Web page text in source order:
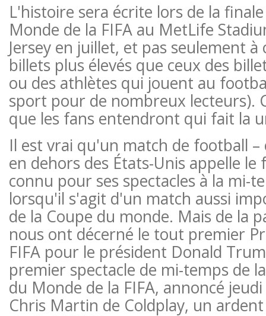
L'histoire sera écrite lors de la
Monde de la FIFA au MetLife
Jersey en juillet, et pas seulement à
billets plus élevés que ceux des
ou des athlètes qui jouent au
sport pour de nombreux lecteurs).
que les fans entendront qui fait la
Il est vrai qu'un match de football –
en dehors des États-Unis appelle
connu pour ses spectacles à la mi-
lorsqu'il s'agit d'un match aussi
de la Coupe du monde. Mais de la
nous ont décerné le tout premier
FIFA pour le président Donald
premier spectacle de mi-temps de
du Monde de la FIFA, annoncé
Chris Martin de Coldplay, un